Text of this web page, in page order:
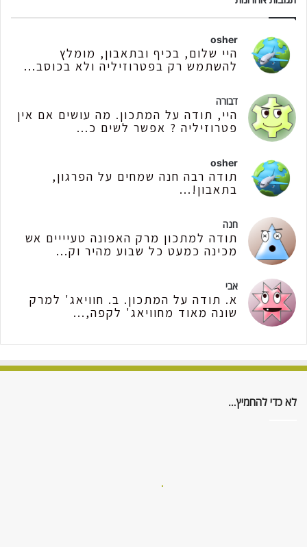
osher
היי שלום, בכיף ובתאבון, מומלץ
להשתמש רק בפטרוזיליה ולא בכוסב...
דבורה
היי, תודה על המתכון. מה עושים אם אין
פטרוזיליה ? אפשר לשים כ...
osher
תודה רבה חנה שמחים על הפרגון,
בתאבון!...
חנה
תודה למתכון מרק האפונה טעיייים אש
מכינה כמעט כל שבוע מהיר וק...
אבי
א. תודה על המתכון. ב. חוויאג' למרק
שונה מאוד מחוויאג' לקפה,...
לא כדי להחמיץ…